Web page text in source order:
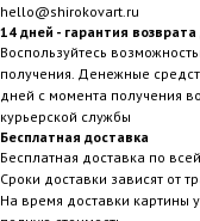
hello@shirokovart.ru
14 дней - гарантия возврата
Воспользуйтесь
получения. Денежные
дней с момента получения
курьерской службы
Бесплатная доставка
Бесплатная доставка по
Сроки доставки зависят от
На время доставки картины